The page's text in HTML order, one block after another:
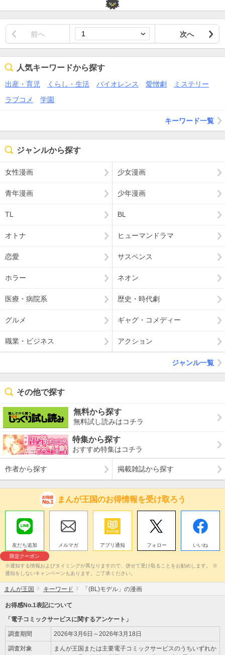
前へ 次へ
人気キーワードから探す
出産・育児 くらし・生活 バイオレンス 愛憎劇
ミステリー
ラブコメ
学園
キーワード一覧
ジャンルから探す
女性漫画 少女漫画
青年漫画 少年漫画
TL BL
オトナ ヒューマンドラマ
恋愛 サスペンス
ホラー ネオン
医療・病院系 歴史・時代劇
グルメ ギャグ・コメディー
職業・ビジネス アクション
ジャンル一覧
その他で探す
無料から探す
無料試し読みはコチラ
特集から探す
おすすめ特集はコチラ
作者から探す 掲載雑誌から探す
まんが王国のお得情報を受け取ろう
友だち追加
限定クーポン
メルマガ アプリ通知 フォロー いいね
※通知する情報およびタイミングが異なりますので、併せて受け取ることをお勧めします。 ※
通知をしないキャンペーンもあります。ご了承ください。
まんが王国 キーワード 「(BL)モデル」の漫画
お得感No.1表記について
「電子コミックサービスに関するアンケート」
調査期間 2026年3月6日～2026年3月18日
調査対象
まんが王国または主要電子コミックサービスのうちいずれか